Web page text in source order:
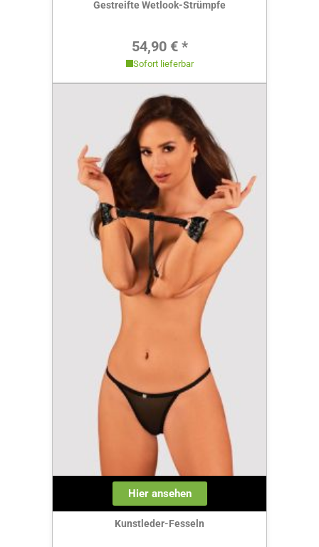
Gestreifte Wetlook-Strümpfe
Regulärer Preis:
54,90 € *
Sofort lieferbar
Hier ansehen
Kunstleder-Fesseln